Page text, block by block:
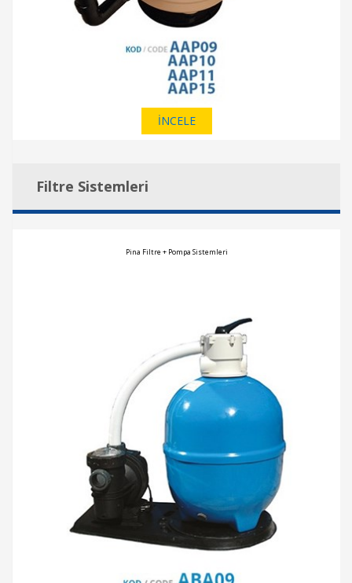
İNCELE
Filtre Sistemleri
Pina Filtre + Pompa Sistemleri